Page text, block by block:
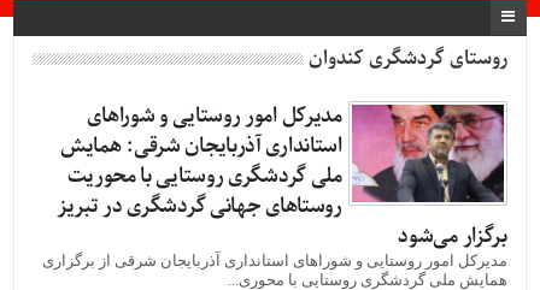
روستای گردشگری کندوان
مدیرکل امور روستایی و شوراهای
استانداری آذربایجان شرقی: همایش
ملی گردشگری روستایی با محوریت
روستاهای جهانی گردشگری در تبریز
برگزار می‌شود
مدیرکل امور روستایی و شوراهای استانداری آذربایجان شرقی از برگزاری
همایش ملی گردشگری روستایی با محوری...